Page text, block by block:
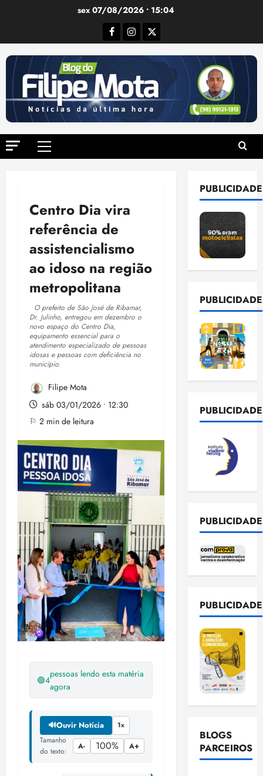
sex 07/08/2026 • 15:04
Facebook
Instagram
Twitter
Menu
Centro Dia vira
referência de
assistencialismo
ao idoso na região
metropolitana
O prefeito de São José de Ribamar,
Dr. Julinho, entregou em dezembro o
novo espaço do Centro Dia,
equipamento essencial para o
atendimento especializado de pessoas
idosas e pessoas com deficiência no
município.
Filipe Mota
sáb 03/01/2026 • 12:30
⚐ 2 min de leitura
🟢4
pessoas lendo esta matéria
agora
🔊Ouvir Notícia 1x
Tamanho
do texto:
A- 100% A+
PUBLICIDADE
PUBLICIDADE
PUBLICIDADE
PUBLICIDADE
PUBLICIDADE
BLOGS
PARCEIROS